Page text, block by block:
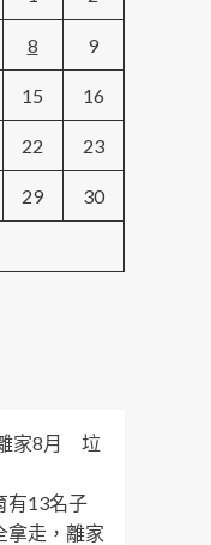
8 9
15 16
22 23
29 30
家8月 垃
有13名子
拿走，離家